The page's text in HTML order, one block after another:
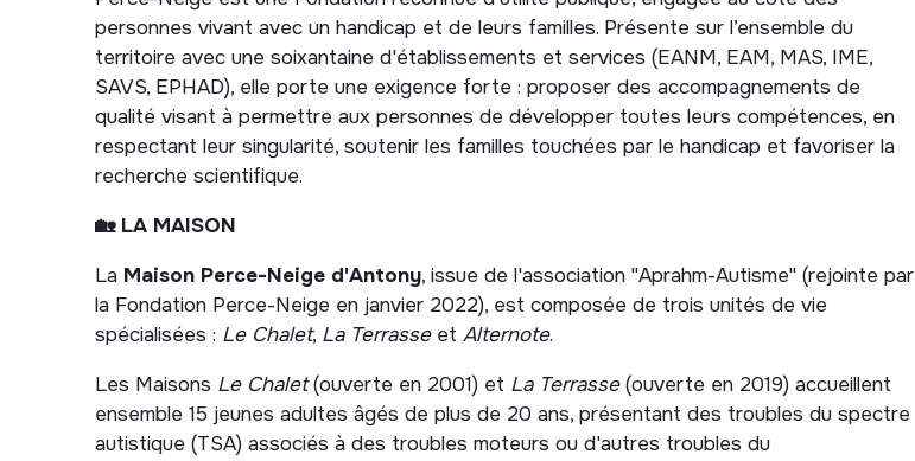
personnes vivant avec un handicap et de leurs familles. Présente sur l’ensemble du
territoire avec une soixantaine d'établissements et services (EANM, EAM, MAS, IME,
SAVS, EPHAD), elle porte une exigence forte : proposer des accompagnements de
qualité visant à permettre aux personnes de développer toutes leurs compétences, en
respectant leur singularité, soutenir les familles touchées par le handicap et favoriser la
recherche scientifique.
🏡 LA MAISON
La Maison Perce-Neige d'Antony, issue de l'association "Aprahm-Autisme" (rejointe par
la Fondation Perce-Neige en janvier 2022), est composée de trois unités de vie
spécialisées : Le Chalet, La Terrasseet Alternote.
Les Maisons Le Chalet(ouverte en 2001) et La Terrasse(ouverte en 2019) accueillent
ensemble 15 jeunes adultes âgés de plus de 20 ans, présentant des troubles du spectre
autistique (TSA) associés à des troubles moteurs ou d'autres troubles du